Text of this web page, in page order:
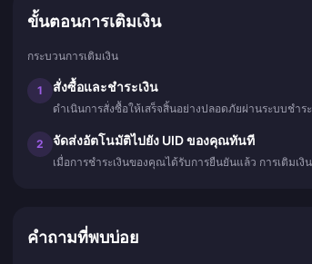
ขั้นตอนการเติมเงิน
กระบวนการเติมเงิน
1 สั่งซื้อและชำระเงิน
ดำเนินการสั่งซื้อให้เสร็จสิ้นอย่างปลอดภัยผ่านระบบชำระ
2 จัดส่งอัตโนมัติไปยัง UID ของคุณทันที
เมื่อการชำระเงินของคุณได้รับการยืนยันแล้ว การเติม
คำถามที่พบบ่อย